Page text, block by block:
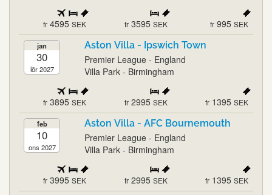
fr 4595 SEK fr 3595 SEK fr 995 SEK
jan
30
lör 2027
Aston Villa - Ipswich Town
Premier League - England
Villa Park - Birmingham
fr 3895 SEK fr 2995 SEK fr 1395 SEK
feb
10
ons 2027
Aston Villa - AFC Bournemouth
Premier League - England
Villa Park - Birmingham
fr 3995 SEK fr 2995 SEK fr 1395 SEK